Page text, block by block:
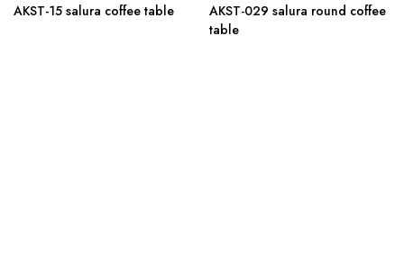
AKST-15 salura coffee table
AKST-029 salura round coffee
table